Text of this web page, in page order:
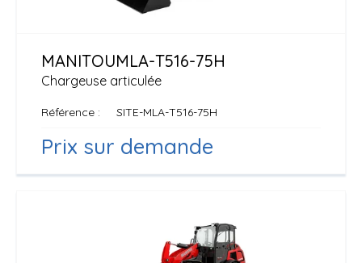
Chargeuse articulée
MANITOUMLA-T516-75H
Référence SITE-MLA-T516-75H
Prix sur demande